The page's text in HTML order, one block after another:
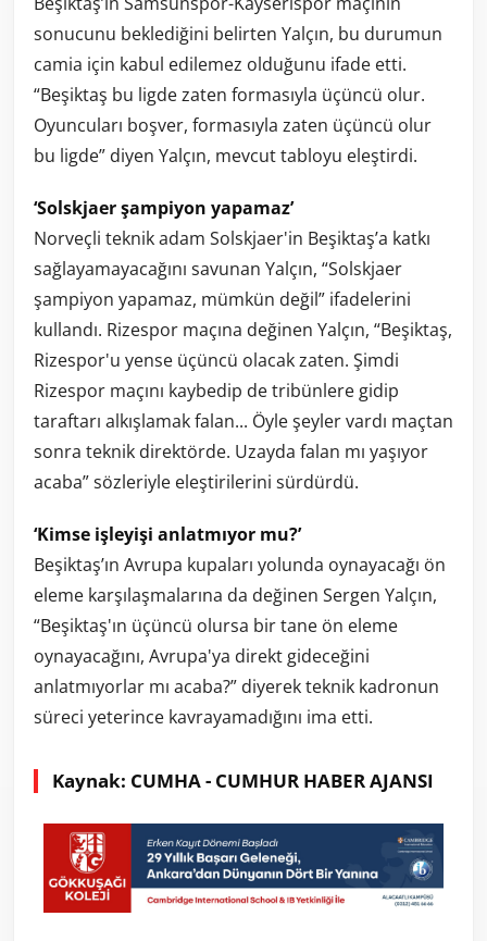
sonucunu beklediğini belirten Yalçın, bu durumun
camia için kabul edilemez olduğunu ifade etti.
“Beşiktaş bu ligde zaten formasıyla üçüncü olur.
Oyuncuları boşver, formasıyla zaten üçüncü olur
bu ligde” diyen Yalçın, mevcut tabloyu eleştirdi.
‘Solskjaer şampiyon yapamaz’
Norveçli teknik adam Solskjaer'in Beşiktaş’a katkı
sağlayamayacağını savunan Yalçın, “Solskjaer
şampiyon yapamaz, mümkün değil” ifadelerini
kullandı. Rizespor maçına değinen Yalçın, “Beşiktaş,
Rizespor'u yense üçüncü olacak zaten. Şimdi
Rizespor maçını kaybedip de tribünlere gidip
taraftarı alkışlamak falan... Öyle şeyler vardı maçtan
sonra teknik direktörde. Uzayda falan mı yaşıyor
acaba” sözleriyle eleştirilerini sürdürdü.
‘Kimse işleyişi anlatmıyor mu?’
Beşiktaş’ın Avrupa kupaları yolunda oynayacağı ön
eleme karşılaşmalarına da değinen Sergen Yalçın,
“Beşiktaş'ın üçüncü olursa bir tane ön eleme
oynayacağını, Avrupa'ya direkt gideceğini
anlatmıyorlar mı acaba?” diyerek teknik kadronun
süreci yeterince kavrayamadığını ima etti.
Kaynak: CUMHA - CUMHUR HABER AJANSI